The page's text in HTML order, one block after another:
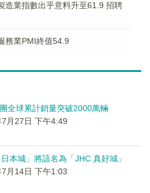
造業指數出乎意料升至61.9 招聘
務業PMI終值54.9
全球累計銷量突破2000萬輛
月27日 下午4:49
日本城」將該名為「JHC 真好城」
月14日 下午1:03